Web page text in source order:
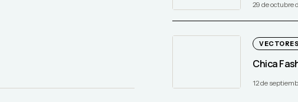
29 de octubre
Chica
12 de